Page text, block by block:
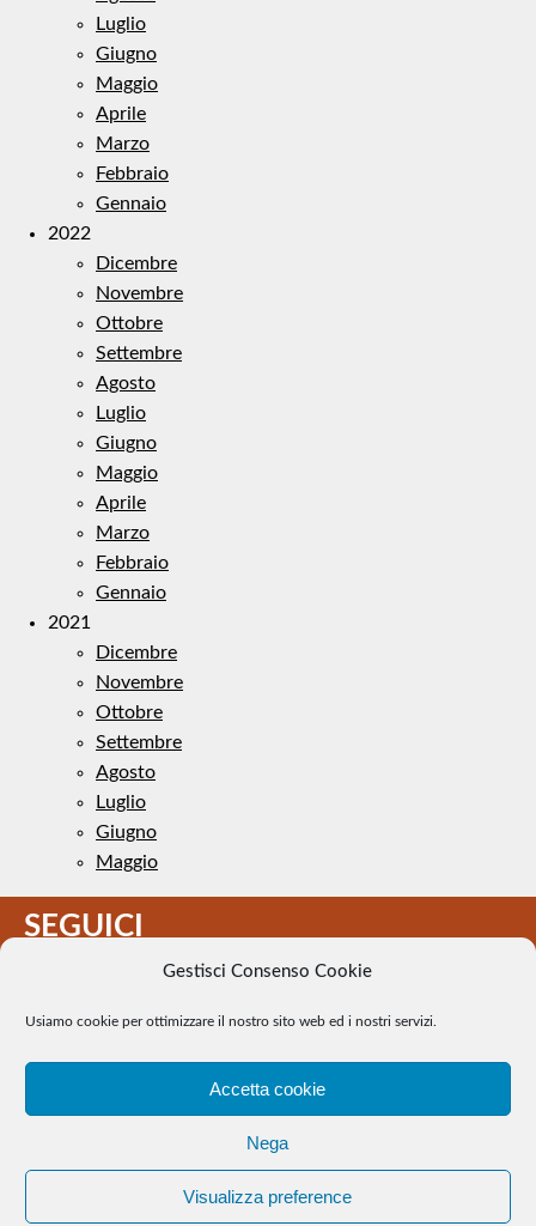
Gestisci Consenso Cookie
Usiamo cookie per ottimizzare il nostro sito web ed i nostri servizi.
Accetta cookie
Nega
Visualizza preference
Luglio
Giugno
Maggio
Aprile
Marzo
Febbraio
Gennaio
2022
Dicembre
Novembre
Ottobre
Settembre
Agosto
Luglio
Giugno
Maggio
Aprile
Marzo
Febbraio
Gennaio
2021
Dicembre
Novembre
Ottobre
Settembre
Agosto
Luglio
Giugno
Maggio
SEGUICI
pubblico dominio. Se il loro uso costituisce una violazione dei